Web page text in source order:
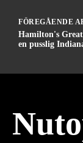
FÖREGÅENDE
Hamilton's
en pusslig